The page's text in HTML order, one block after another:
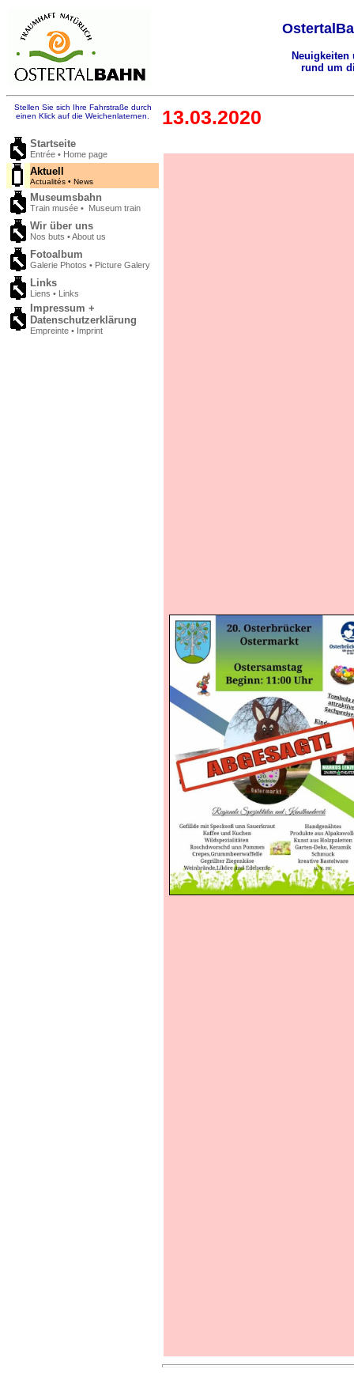
rund um
Stellen Sie sich Ihre Fahrstraße durch
einen Klick auf die Weichenlaternen.
Startseite
Entrée • Home page
Aktuell
Actualités • News
Museumsbahn
Train musée • Museum train
Wir über uns
Nos buts • About us
Fotoalbum
Galerie Photos • Picture Galery
Links
Liens • Links
Impressum +
Datenschutzerklärung
Empreinte • Imprint
13.03.2020